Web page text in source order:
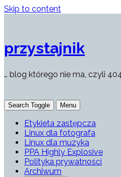
Skip to content
przystajnik
… blog którego nie ma, czyli
Search Toggle Menu
Etykieta zastępcza
Linux dla fotografa
Linux dla muzyka
PPA Highly Explosive
Polityka prywatności
Archiwum